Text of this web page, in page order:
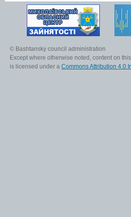
© Bashtansky council administration
Except where otherwise noted, content on
is licensed under a Commons Attribution 4.0